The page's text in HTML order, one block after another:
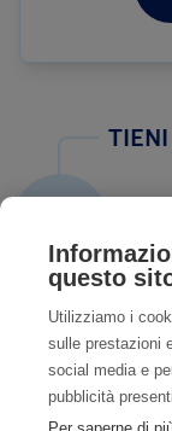
2
questo
Utilizziamo i
sulle prestazioni
social media e
pubblicità